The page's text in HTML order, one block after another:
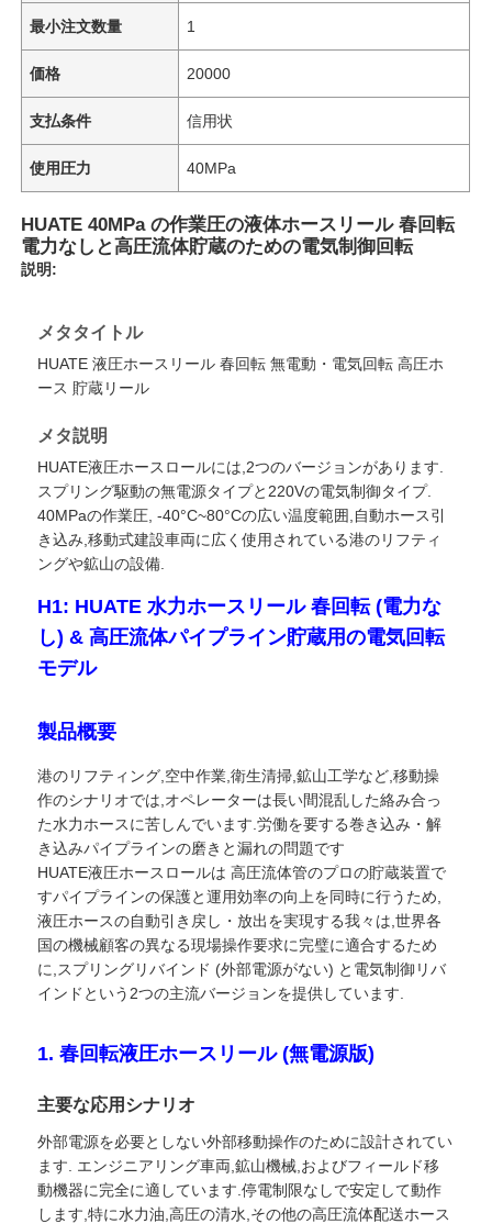
最小注文数量 1
価格 20000
支払条件 信用状
使用圧力 40MPa
HUATE 40MPa の作業圧の液体ホースリール 春回転
電力なしと高圧流体貯蔵のための電気制御回転
説明:
メタタイトル
HUATE 液圧ホースリール 春回転 無電動・電気回転 高圧ホ
ース 貯蔵リール
メタ説明
HUATE液圧ホースロールには,2つのバージョンがあります.
スプリング駆動の無電源タイプと220Vの電気制御タイプ.
40MPaの作業圧, -40°C~80°Cの広い温度範囲,自動ホース引
き込み,移動式建設車両に広く使用されている港のリフティ
ングや鉱山の設備.
H1: HUATE 水力ホースリール 春回転 (電力な
し) & 高圧流体パイプライン貯蔵用の電気回転
モデル
製品概要
港のリフティング,空中作業,衛生清掃,鉱山工学など,移動操
作のシナリオでは,オペレーターは長い間混乱した絡み合っ
た水力ホースに苦しんでいます.労働を要する巻き込み・解
き込みパイプラインの磨きと漏れの問題です
HUATE液圧ホースロールは 高圧流体管のプロの貯蔵装置で
すパイプラインの保護と運用効率の向上を同時に行うため,
液圧ホースの自動引き戻し・放出を実現する我々は,世界各
国の機械顧客の異なる現場操作要求に完璧に適合するため
に,スプリングリバインド (外部電源がない) と電気制御リバ
インドという2つの主流バージョンを提供しています.
1. 春回転液圧ホースリール (無電源版)
主要な応用シナリオ
外部電源を必要としない外部移動操作のために設計されてい
ます. エンジニアリング車両,鉱山機械,およびフィールド移
動機器に完全に適しています.停電制限なしで安定して動作
します,特に水力油,高圧の清水,その他の高圧流体配送ホース